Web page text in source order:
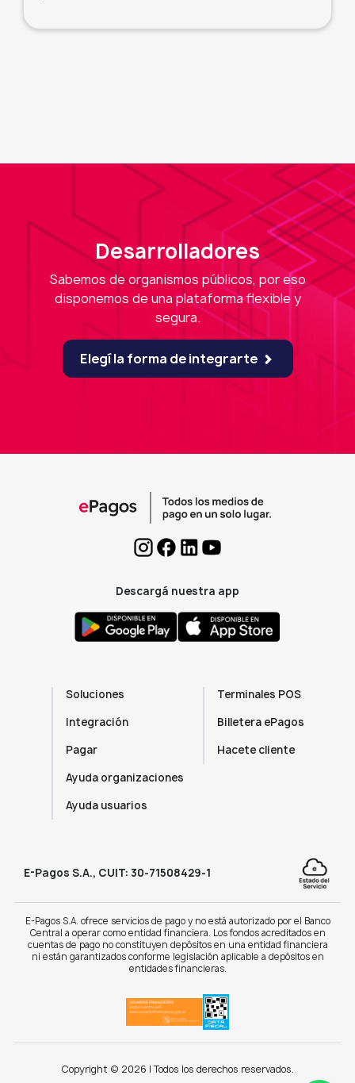
Desarrolladores
Sabemos de organismos públicos, por eso
disponemos de una plataforma flexible y
segura.
Elegí la forma de integrarte
Descargá nuestra app
Soluciones
Integración
Pagar
Ayuda organizaciones
Ayuda usuarios
Terminales POS
Billetera ePagos
Hacete cliente
E-Pagos S.A., CUIT: 30-71508429-1
E-Pagos S.A. ofrece servicios de pago y no está autorizado por el Banco
Central a operar como entidad financiera. Los fondos acreditados en
cuentas de pago no constituyen depósitos en una entidad financiera
ni están garantizados conforme legislación aplicable a depósitos en
entidades financieras.
Copyright © 2026 | Todos los derechos reservados.